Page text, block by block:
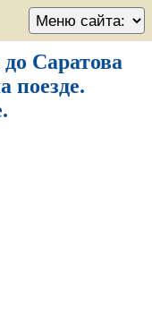
Саратова
поезде.